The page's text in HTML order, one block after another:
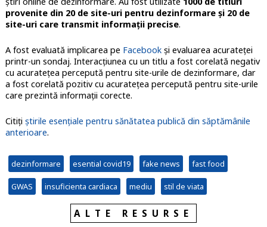
provenite din 20 de site-uri pentru dezinformare şi 20 de
site-uri care transmit informaţii precise.
A fost evaluată implicarea pe Facebookşi evaluarea acurateţei
printr-un sondaj. Interacțiunea cu un titlu a fost corelată negativ
cu acuratețea percepută pentru site-urile de dezinformare, dar
a fost corelată pozitiv cu acuratețea percepută pentru site-urile
care prezintă informaţii corecte.
Citiți știrile esențiale pentru sănătatea publică din săptămânile
anterioare.
dezinformare esential covid19 fake news fast food
GWAS insuficienta cardiaca mediu stil de viata
ALTE RESURSE